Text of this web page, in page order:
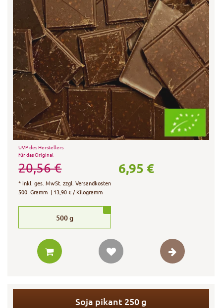
UVP des Herstellers
für das Original
20,56 € 6,95 €
*inkl. ges. MwSt. zzgl.Versandkosten
500 Gramm | 13,90 € / Kilogramm
500g
Soja pikant 250 g